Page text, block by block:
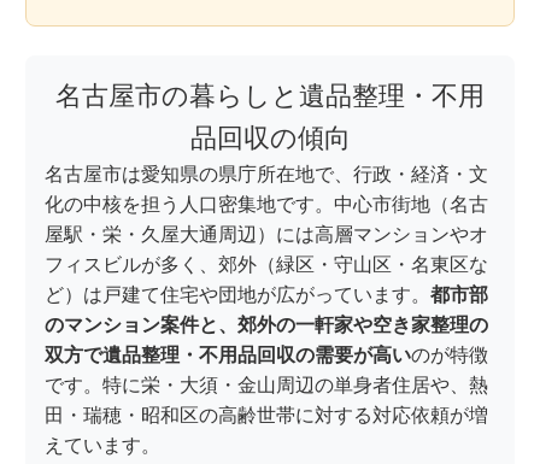
名古屋市の暮らしと遺品整理・不用
品回収の傾向
名古屋市は愛知県の県庁所在地で、行政・経済・文
化の中核を担う人口密集地です。中心市街地（名古
屋駅・栄・久屋大通周辺）には高層マンションやオ
フィスビルが多く、郊外（緑区・守山区・名東区な
ど）は戸建て住宅や団地が広がっています。 都市部
のマンション案件と、郊外の一軒家や空き家整理の
双方で遺品整理・不用品回収の需要が高いのが特徴
です。特に栄・大須・金山周辺の単身者住居や、熱
田・瑞穂・昭和区の高齢世帯に対する対応依頼が増
えています。